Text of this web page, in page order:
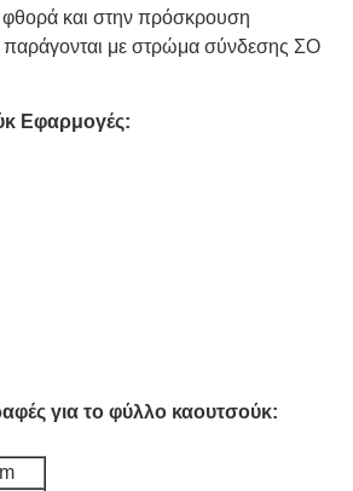
και στην πρόσκρουση
με στρώμα σύνδεσης ΣΟ
Εφαρμογές:
για το φύλλο καουτσούκ: